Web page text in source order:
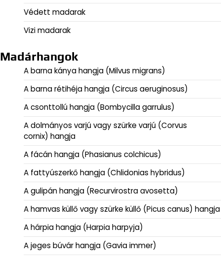
Védett madarak
Vizi madarak
Madárhangok
A barna kánya hangja (Milvus migrans)
A barna rétihéja hangja (Circus aeruginosus)
A csonttollú hangja (Bombycilla garrulus)
A dolmányos varjú vagy szürke varjú (Corvus
cornix) hangja
A fácán hangja (Phasianus colchicus)
A fattyúszerkő hangja (Chlidonias hybridus)
A gulipán hangja (Recurvirostra avosetta)
A hamvas küllő vagy szürke küllő (Picus canus) hangja
A hárpia hangja (Harpia harpyja)
A jeges búvár hangja (Gavia immer)